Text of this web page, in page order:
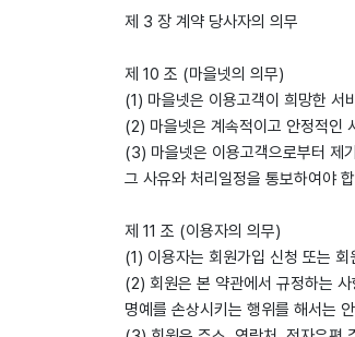
제 3 장 계약 당사자의 의무
제 10 조 (마을넷의 의무)
(1) 마을넷은 이용고객이 희망한 서
(2) 마을넷은 계속적이고 안정적인
(3) 마을넷은 이용고객으로부터 제
그 사유와 처리일정을 통보하여야
제 11 조 (이용자의 의무)
(1) 이용자는 회원가입 신청 또는
(2) 회원은 본 약관에서 규정하는
명예를 손상시키는 행위를 해서는